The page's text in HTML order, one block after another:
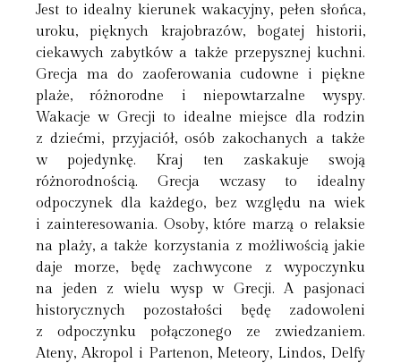
Jest to idealny kierunek wakacyjny, pełen słońca,
uroku, pięknych krajobrazów, bogatej historii,
ciekawych zabytków a także przepysznej kuchni.
Grecja ma do zaoferowania cudowne i piękne
plaże, różnorodne i niepowtarzalne wyspy.
Wakacje w Grecji to idealne miejsce dla rodzin
z dziećmi, przyjaciół, osób zakochanych a także
w pojedynkę. Kraj ten zaskakuje swoją
różnorodnością. Grecja wczasy to idealny
odpoczynek dla każdego, bez względu na wiek
i zainteresowania. Osoby, które marzą o relaksie
na plaży, a także korzystania z możliwością jakie
daje morze, będę zachwycone z wypoczynku
na jeden z wielu wysp w Grecji. A pasjonaci
historycznych pozostałości będę zadowoleni
z odpoczynku połączonego ze zwiedzaniem.
Ateny, Akropol i Partenon, Meteory, Lindos, Delfy